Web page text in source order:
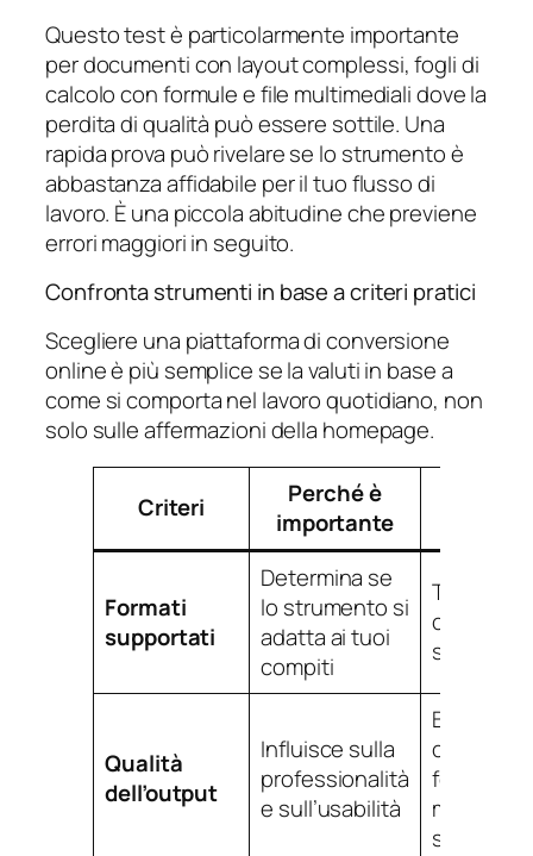
Questo test è particolarmente importante
per documenti con layout complessi, fogli di
calcolo con formule e file multimediali dove la
perdita di qualità può essere sottile. Una
rapida prova può rivelare se lo strumento è
abbastanza affidabile per il tuo flusso di
lavoro. È una piccola abitudine che previene
errori maggiori in seguito.
Confronta strumenti in base a criteri pratici
Scegliere una piattaforma di conversione
online è più semplice se la valuti in base a
come si comporta nel lavoro quotidiano, non
solo sulle affermazioni della homepage.
Criteri
Perché è
importante
Formati
supportati
Determina se
lo strumento si
adatta ai tuoi
compiti
Tipi di
comuni e
Qualità
dell’output
Influisce sulla
professionalità
e sull’usabilità
Buona
media
stabili